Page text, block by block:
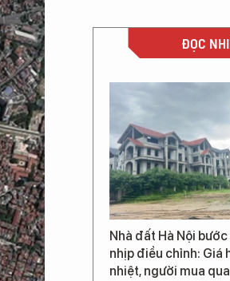
ĐỌC
Nhà đất Hà Nội bước
nhịp điều chỉnh: Giá
nhiệt, người mua